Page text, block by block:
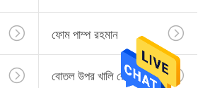
ফোম পাম্প রহমান
বোতল উপর খালি রোল